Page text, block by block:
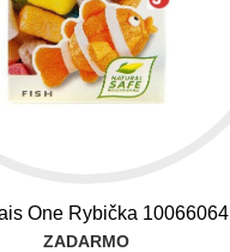
Pohlavie:
One Rybička 10066064
ZADARMO